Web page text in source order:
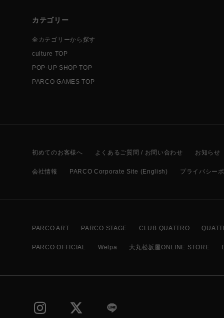
カテゴリー
全カテゴリーから探す
culture TOP
POP-UP SHOP TOP
PARCO GAMES TOP
初めてのお客様へ よくあるご質問 / お問い合わせ お知らせ
会社情報 PARCO Corporate Site (English) プライバシー
PARCO ART PARCO STAGE CLUB QUATTRO
PARCO OFFICIAL Welpa 大丸松坂屋ONLINE STORE